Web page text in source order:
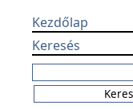
Kezdőlap
Keresés